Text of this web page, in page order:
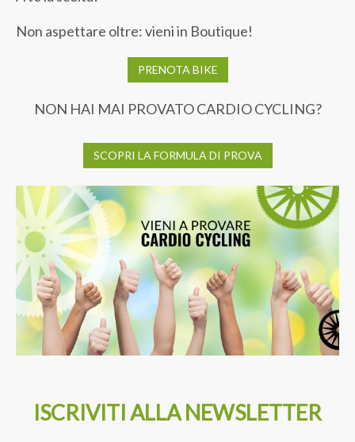
Non aspettare oltre: vieni in Boutique!
PRENOTA BIKE
NON HAI MAI PROVATO CARDIO CYCLING?
SCOPRI LA FORMULA DI PROVA
ISCRIVITI ALLA NEWSLETTER